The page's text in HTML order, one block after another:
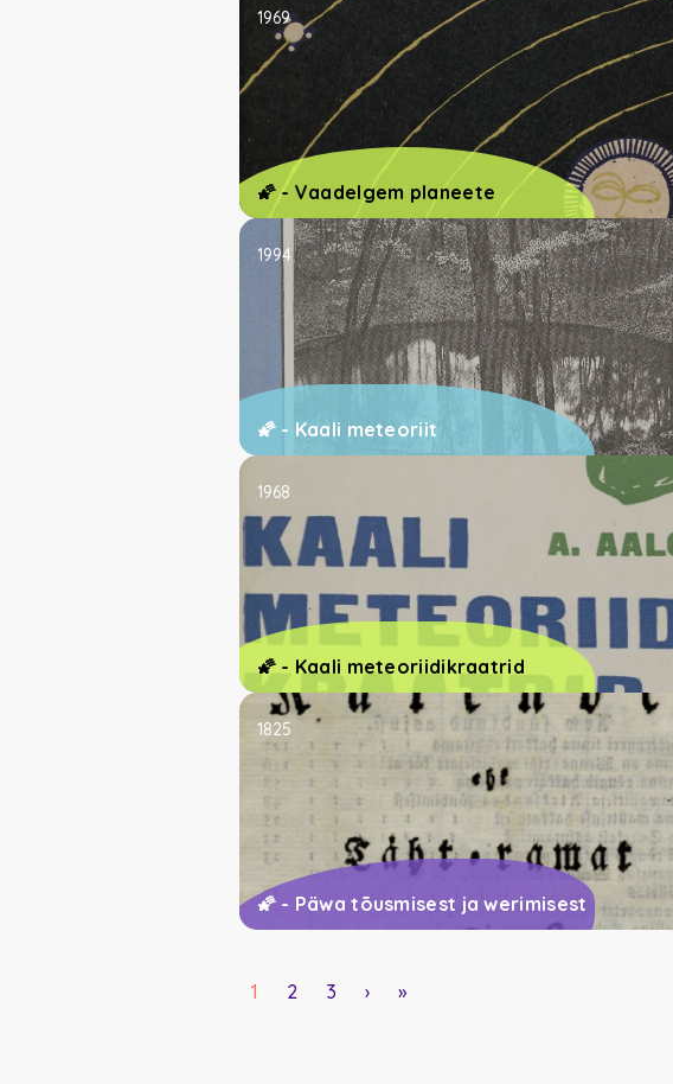
🌠 - Vaadelgem planeete
1969
🌠 - Kaali meteoriit
1994
🌠 - Kaali meteoriidikraatrid
1968
🌠 - Päwa tõusmisest ja werimisest
1825
Lehekülg
1 Lehekülg
2 Lehekülg
3
Järgmine
›
Viimane
»